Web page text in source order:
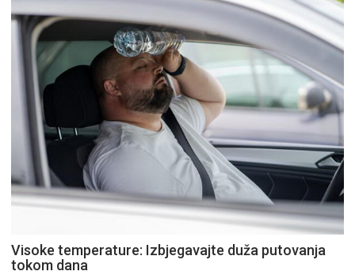
Visoke temperature: Izbjegavajte duža putovanja
tokom dana